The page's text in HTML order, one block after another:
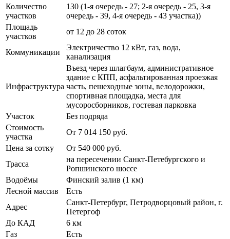
Количество
участков
130 (1-я очередь - 27; 2-я очередь - 25, 3-я
очередь - 39, 4-я очередь - 43 участка))
Площадь
участков
от 12 до 28 соток
Коммуникации
Электричество 12 кВт, газ, вода,
канализация
Инфраструктура
Въезд через шлагбаум, административное
здание с КПП, асфальтированная проезжая
часть, пешеходные зоны, велодорожки,
спортивная площадка, места для
мусоросборников, гостевая парковка
Участок
Без подряда
Стоимость
участка
От 7 014 150 руб.
Цена за сотку
От 540 000 руб.
Трасса
на пересечении Санкт-Петебургского и
Ропшинского шоссе
Водоёмы
Финский залив (1 км)
Лесной массив
Есть
Адрес
Санкт-Петербург, Петродворцовый район, г.
Петергоф
До КАД
6 км
Газ
Есть